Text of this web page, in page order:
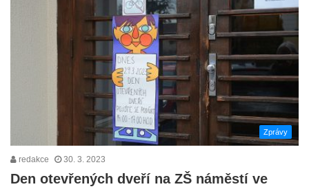
Zprávy
redakce 30. 3. 2023
Den otevřených dveří na ZŠ náměstí ve